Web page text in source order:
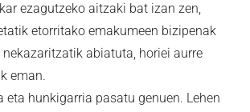
ezagutzeko aitzaki bat izan zen,
etorritako emakumeen bizipenak
abiatuta, horiei aurre
eman.
eta hunkigarria pasatu genuen. Lehen